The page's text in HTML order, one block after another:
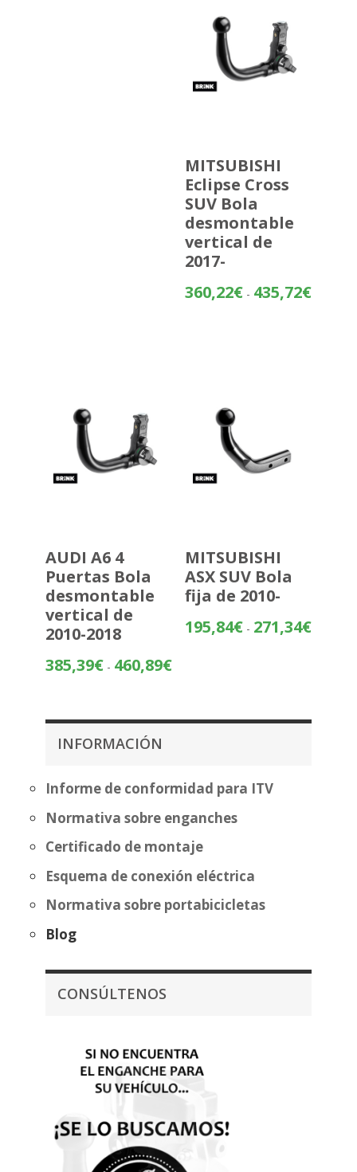
MITSUBISHI
Eclipse Cross
SUV Bola
desmontable
vertical de
2017-
360,22€ - 435,72€Rango
AUDI A6 4
Puertas Bola
desmontable
vertical de
2010-2018
385,39€ - 460,89€Rango
MITSUBISHI
ASX SUV Bola
fija de 2010-
195,84€ - 271,34€Rango
INFORMACIÓN
Informe de conformidad para ITV
Normativa sobre enganches
Certificado de montaje
Esquema de conexión eléctrica
Normativa sobre portabicicletas
Blog
CONSÚLTENOS